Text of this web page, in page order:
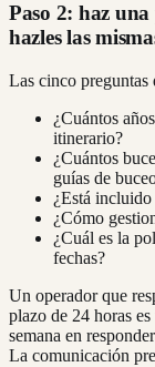
Paso 2: haz una
hazles las
Las cinco preguntas
¿Cuántos
itinerario?
¿Cuántos
guías de
¿Está
¿Cómo
¿Cuál es la
fechas?
Un operador que
plazo de 24 horas
semana en
La comunicación